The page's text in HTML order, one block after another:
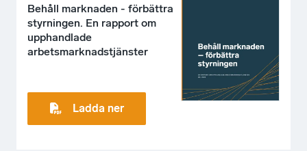
Behåll marknaden - förbättra
styrningen. En rapport om
upphandlade
arbetsmarknadstjänster
Ladda ner